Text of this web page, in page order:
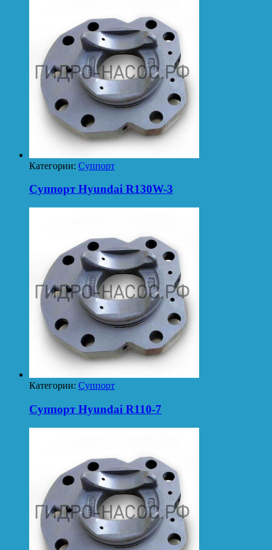
Категории: Суппорт
Суппорт Hyundai R130W-3
Категории: Суппорт
Суппорт Hyundai R110-7